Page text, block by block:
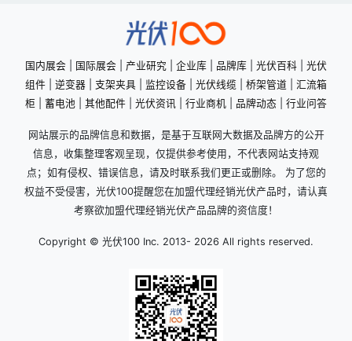
国内展会 国际展会 产业研究 企业库 品牌库 光伏百科
光伏
组件
逆变器 支架夹具 监控设备 光伏线缆 桥架管道
汇流箱
柜
蓄电池 其他配件 光伏资讯 行业商机 品牌动态 行业问答
网站展示的品牌信息和数据，是基于互联网大数据及品牌方的公开
信息，收集整理客观呈现，仅提供参考使用，不代表网站支持观
点；如有侵权、错误信息，请及时联系我们更正或删除。 为了您的
权益不受侵害，光伏100提醒您在加盟代理经销光伏产品时，请认真
考察欲加盟代理经销光伏产品品牌的资信度！
Copyright © 光伏100 Inc. 2013- 2026 All rights reserved.